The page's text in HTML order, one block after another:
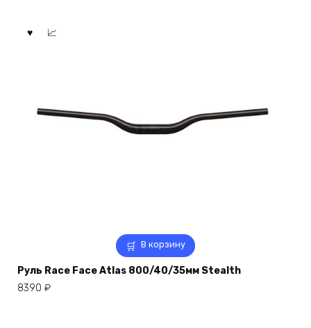
В корзину
Руль Race Face Atlas 800/40/35мм Stealth
8390 ₽